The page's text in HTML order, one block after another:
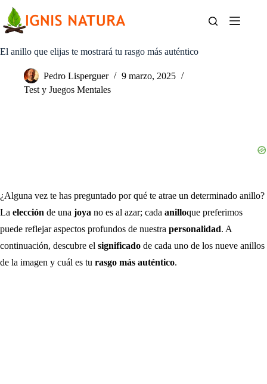
contenido
El anillo que elijas te mostrará tu rasgo más auténtico
Pedro Lisperguer
9 marzo, 2025
Test y Juegos Mentales
¿Alguna vez te has preguntado por qué te atrae un determinado anillo?
La elección de una joya no es al azar; cada anilloque preferimos
puede reflejar aspectos profundos de nuestra personalidad. A
continuación, descubre el significado de cada uno de los nueve anillos
de la imagen y cuál es tu rasgo más auténtico.